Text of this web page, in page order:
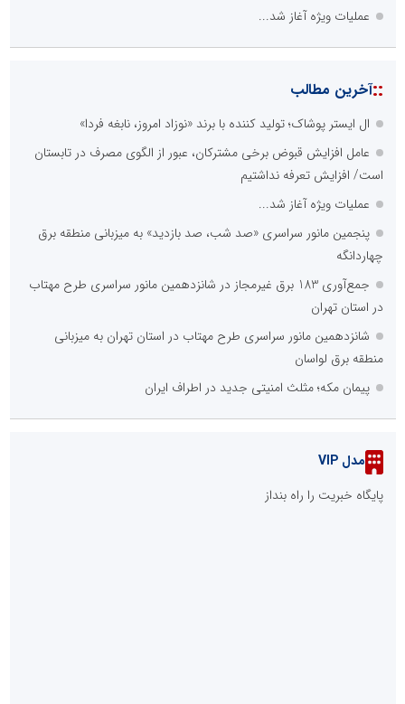
عملیات ویژه آغاز شد...
پنجمین مانور سراسری «صد شب، صد بازدید» به میزبانی منطقه برق
جمع‌آوری 183 برق غیرمجاز در شانزدهمین مانور سراسری طرح مهتاب
در استان تهران
شانزدهمین مانور سراسری طرح مهتاب در استان تهران به میزبانی
منطقه برق لواسان
روشنایی مسجد، امانتی برای عبادت
:: پربازدیدهای صنعت و تجارت
نوآوری و خلاقیت در آموزش رانندگی؛ سرمایه‌گذاری هوشمندانه برای
کاهش آسیب‌های اجتماعی و ارتقای ایمنی جامعه
بخش اول گفت‌وگوی رئیس‌جمهور پزشکیان با مردم
درخشش شرکت توزیع نیروی برق استان تهران در ارزیابی نظارت عالیه
بهام توانیر
در استان تهران
شانزدهمین مانور سراسری طرح مهتاب در استان تهران به میزبانی